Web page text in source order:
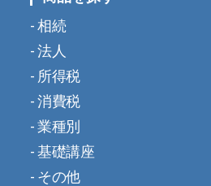
相続
法人
所得税
消費税
業種別
基礎講座
その他